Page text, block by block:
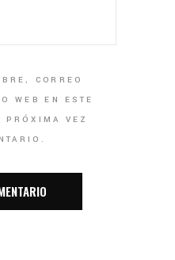
CORREO
WEB EN ESTE
PRÓXIMA VEZ